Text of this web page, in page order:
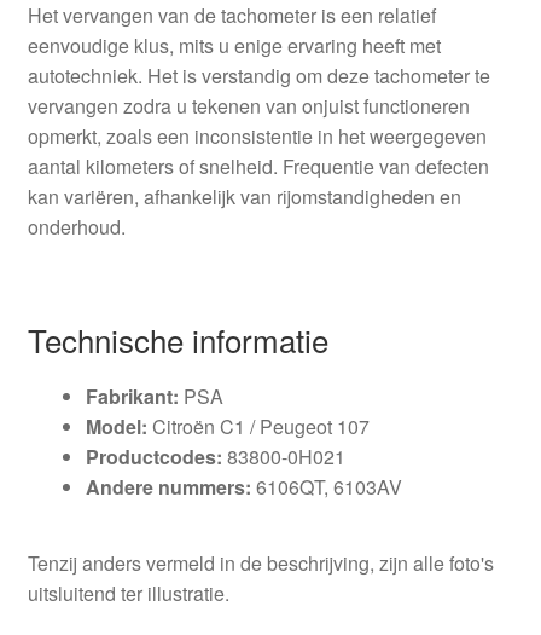
Het vervangen van de tachometer is een relatief
eenvoudige klus, mits u enige ervaring heeft met
autotechniek. Het is verstandig om deze tachometer te
vervangen zodra u tekenen van onjuist functioneren
opmerkt, zoals een inconsistentie in het weergegeven
aantal kilometers of snelheid. Frequentie van defecten
kan variëren, afhankelijk van rijomstandigheden en
onderhoud.
Technische informatie
Fabrikant: PSA
Model: Citroën C1 / Peugeot 107
Productcodes: 83800-0H021
Andere nummers: 6106QT, 6103AV
Tenzij anders vermeld in de beschrijving, zijn alle foto's
uitsluitend ter illustratie.